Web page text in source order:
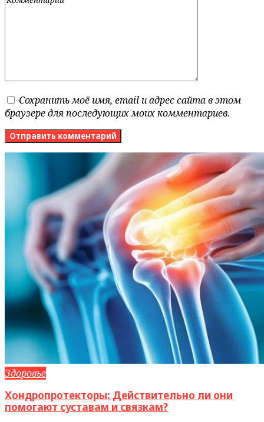
Сохранить моё имя, email и адрес сайта в этом
браузере для последующих моих комментариев.
Здоровье
Хондропротекторы: Действительно ли они
помогают суставам и связкам?